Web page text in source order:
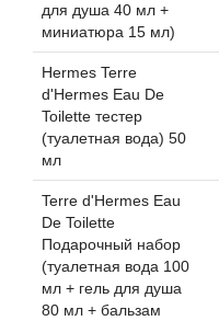
для душа 40 мл +
миниатюра 15 мл)
Hermes Terre
d'Hermes Eau De
Toilette тестер
(туалетная вода) 50
мл
Terre d'Hermes Eau
De Toilette
Подарочный набор
(туалетная вода 100
мл + гель для душа
80 мл + бальзам
Boadicea the Victorious
Bogart
Bogdan Zubchenko
Bois 1920
Bon Parfumeur
Bond No.9